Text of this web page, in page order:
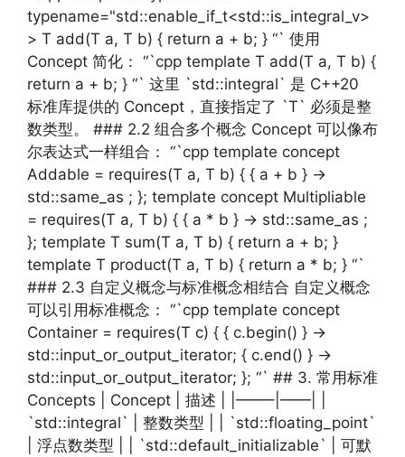
typename="std::enable_if_t<std::is_integral_v>
> T add(T a, T b) { return a + b; } “` 使用
Concept 简化： “`cpp template T add(T a, T b) {
return a + b; } “` 这里 `std::integral` 是 C++20
标准库提供的 Concept，直接指定了 `T` 必须是整
数类型。 ### 2.2 组合多个概念 Concept 可以像布
尔表达式一样组合： “`cpp template concept
Addable = requires(T a, T b) { { a + b } ->
std::same_as ; }; template concept Multipliable
= requires(T a, T b) { { a * b } -> std::same_as ;
}; template T sum(T a, T b) { return a + b; }
template T product(T a, T b) { return a * b; } “`
### 2.3 自定义概念与标准概念相结合 自定义概念
可以引用标准概念： “`cpp template concept
Container = requires(T c) { { c.begin() } ->
std::input_or_output_iterator; { c.end() } ->
std::input_or_output_iterator; }; “` ## 3. 常用标准
Concepts | Concept | 描述 | |——–|——| |
`std::integral` | 整数类型 | | `std::floating_point`
| 浮点数类型 | | `std::default_initializable` | 可默